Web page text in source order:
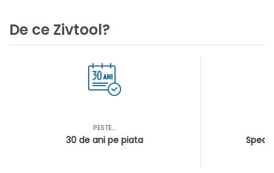
De ce Zivtool?
PESTE...
30 de ani pe piata